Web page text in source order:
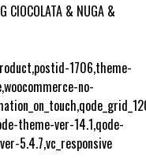
CIOCOLATA & NUGA &
1706,theme-
no-
theme-ver-14.1,qode-
5.4.7,vc_responsive